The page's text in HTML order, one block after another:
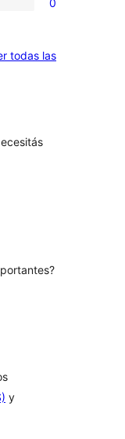
todas lasreseñas
y